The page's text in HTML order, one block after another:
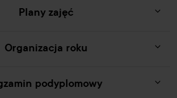
Plany zajęć
Organizacja roku
podyplomowy